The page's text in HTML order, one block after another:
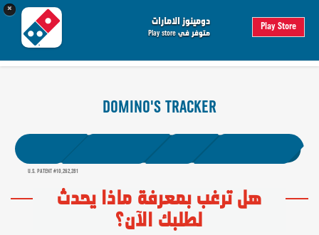
×
دومينوز الامارات
متوفر في Play store Play Storeالطلب
تسجيل الدخول
هل ترغب بمعرفة ماذا يحدث
لطلبك الآن؟